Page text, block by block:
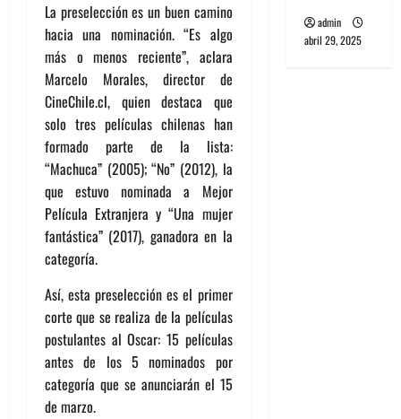
La preselección es un buen camino
hacia una nominación. “Es algo
más o menos reciente”, aclara
Marcelo Morales, director de
CineChile.cl, quien destaca que
solo tres películas chilenas han
formado parte de la lista:
“Machuca” (2005); “No” (2012), la
que estuvo nominada a Mejor
Película Extranjera y “Una mujer
fantástica” (2017), ganadora en la
categoría.
Así, esta preselección es el primer
corte que se realiza de la películas
postulantes al Oscar: 15 películas
antes de los 5 nominados por
categoría que se anunciarán el 15
de marzo.
admin
abril 29, 2025